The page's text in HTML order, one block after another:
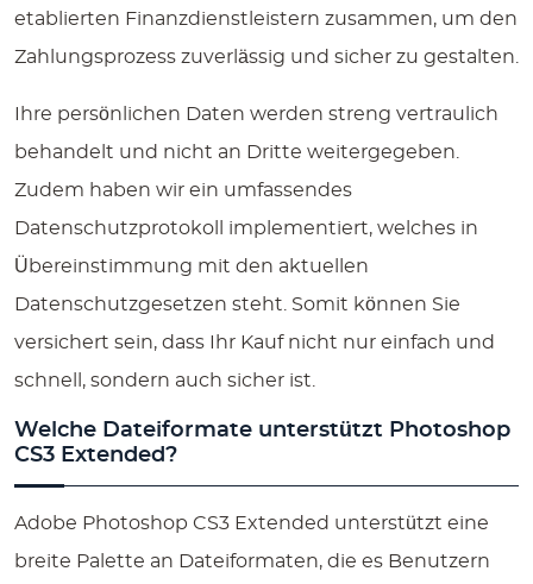
etablierten Finanzdienstleistern zusammen, um den
Zahlungsprozess zuverlässig und sicher zu gestalten.
Ihre persönlichen Daten werden streng vertraulich
behandelt und nicht an Dritte weitergegeben.
Zudem haben wir ein umfassendes
Datenschutzprotokoll implementiert, welches in
Übereinstimmung mit den aktuellen
Datenschutzgesetzen steht. Somit können Sie
versichert sein, dass Ihr Kauf nicht nur einfach und
schnell, sondern auch sicher ist.
Welche Dateiformate unterstützt Photoshop
CS3 Extended?
Adobe Photoshop CS3 Extended unterstützt eine
breite Palette an Dateiformaten, die es Benutzern